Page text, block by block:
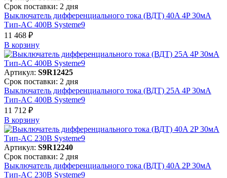
Срок поставки: 2 дня
Выключатель дифференциального тока (ВДТ) 40A 4P 30мА
Тип-AC 400В Systeme9
11 468 ₽
В корзинy
Артикул: S9R12425
Срок поставки: 2 дня
Выключатель дифференциального тока (ВДТ) 25A 4P 30мА
Тип-AC 400В Systeme9
11 712 ₽
В корзинy
Артикул: S9R12240
Срок поставки: 2 дня
Выключатель дифференциального тока (ВДТ) 40A 2P 30мА
Тип-AC 230В Systeme9